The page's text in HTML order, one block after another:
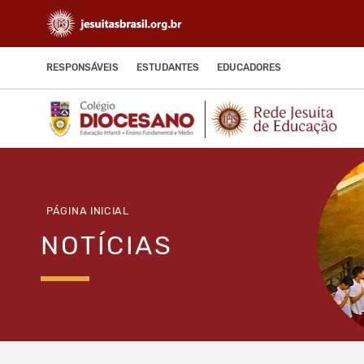
RESPONSÁVEIS ESTUDANTES EDUCADORES
PÁGINA INICIAL
NOTÍCIAS